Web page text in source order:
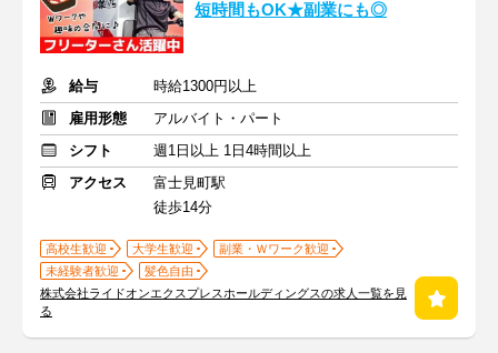
短時間もOK★副業にも◎
給与
時給1300円以上
雇用形態
アルバイト・パート
シフト
週1日以上 1日4時間以上
アクセス
富士見町駅
徒歩14分
高校生歓迎 大学生歓迎
副業・Ｗワーク歓迎
未経験者歓迎
髪色自由
株式会社ライドオンエクスプレスホールディングスの求人一覧を見
る